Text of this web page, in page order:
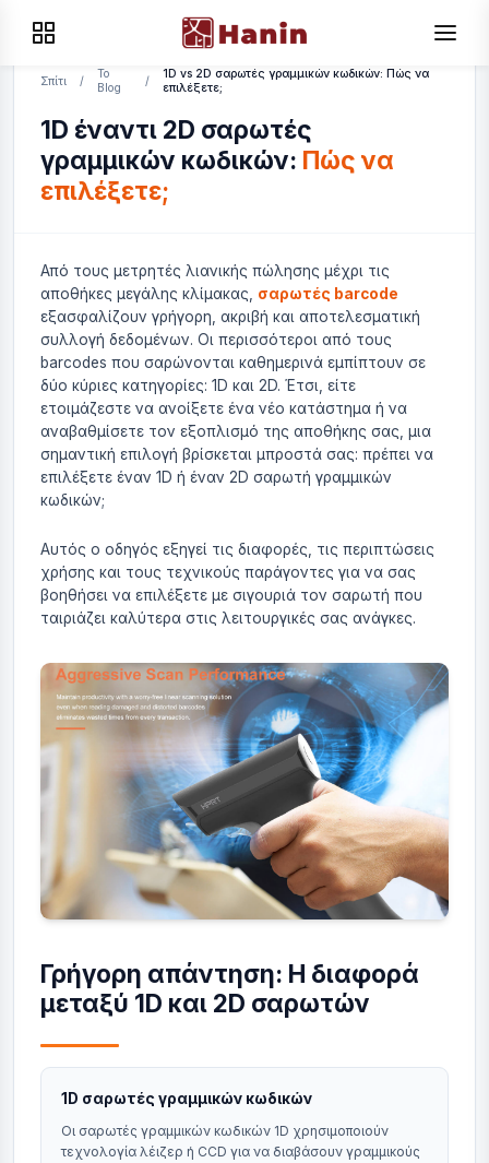
Σπίτι /
Το
Blog
/
1D vs 2D σαρωτές γραμμικών κωδικών: Πώς να
επιλέξετε;
1D έναντι 2D σαρωτές
γραμμικών κωδικών: Πώς να
επιλέξετε;
Από τους μετρητές λιανικής πώλησης μέχρι τις
αποθήκες μεγάλης κλίμακας, σαρωτές barcode
εξασφαλίζουν γρήγορη, ακριβή και αποτελεσματική
συλλογή δεδομένων. Οι περισσότεροι από τους
barcodes που σαρώνονται καθημερινά εμπίπτουν σε
δύο κύριες κατηγορίες: 1D και 2D. Έτσι, είτε
ετοιμάζεστε να ανοίξετε ένα νέο κατάστημα ή να
αναβαθμίσετε τον εξοπλισμό της αποθήκης σας, μια
σημαντική επιλογή βρίσκεται μπροστά σας: πρέπει να
επιλέξετε έναν 1D ή έναν 2D σαρωτή γραμμικών
κωδικών;
Αυτός ο οδηγός εξηγεί τις διαφορές, τις περιπτώσεις
χρήσης και τους τεχνικούς παράγοντες για να σας
βοηθήσει να επιλέξετε με σιγουριά τον σαρωτή που
ταιριάζει καλύτερα στις λειτουργικές σας ανάγκες.
Γρήγορη απάντηση: Η διαφορά
μεταξύ 1D και 2D σαρωτών
1D σαρωτές γραμμικών κωδικών
Οι σαρωτές γραμμικών κωδικών 1D χρησιμοποιούν
τεχνολογία λέιζερ ή CCD για να διαβάσουν γραμμικούς